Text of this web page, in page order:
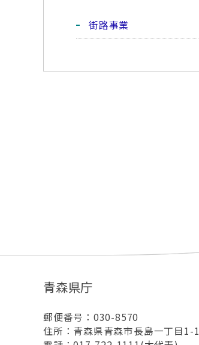
街路事業
青森県庁
郵便番号：030-8570
住所：青森県青森市長島一丁目1-1